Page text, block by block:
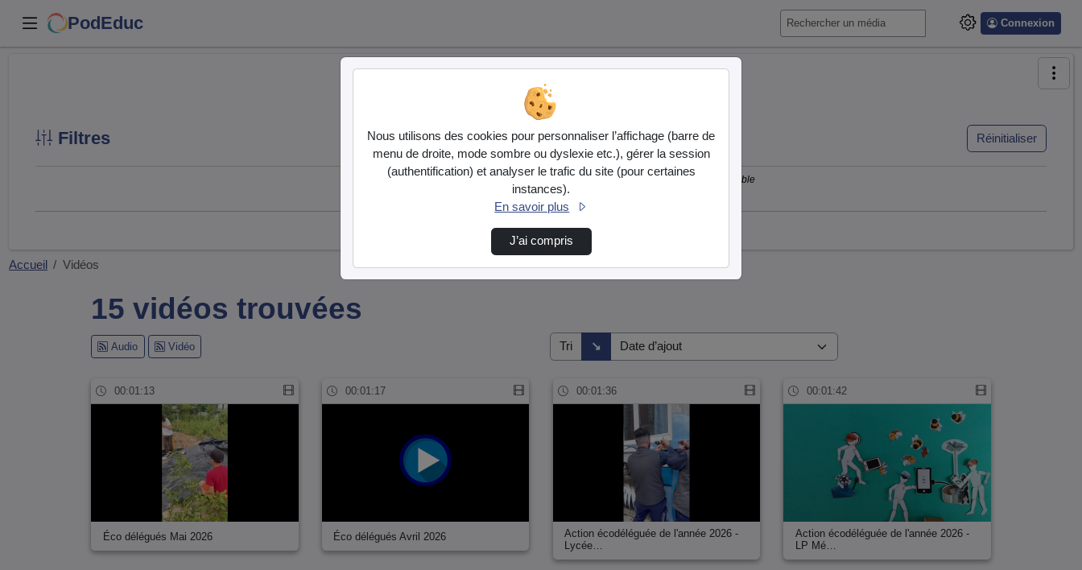
PodEduc Connexion
Filtres Réinitialiser
Accueil Vidéos
15 vidéos trouvées
Audio Vidéo Tri ↘
Direction de tri
00:01:13
Éco délégués Mai 2026
00:01:17
Éco délégués Avril 2026
00:01:36
Action écodéléguée de l'année 2026 -
Lycée…
00:01:42
Action écodéléguée de l'année 2026 -
LP Mé…
Nous utilisons des cookies pour personnaliser l’affichage (barre de
menu de droite, mode sombre ou dyslexie etc.), gérer la session
(authentification) et analyser le trafic du site (pour certaines
instances).
En savoir plus
J’ai compris